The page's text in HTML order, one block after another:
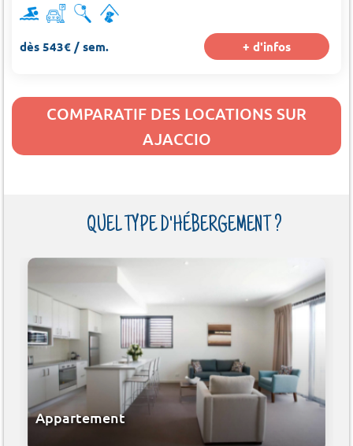
dès 543€ / sem. + d'infos
COMPARATIF DES LOCATIONS SUR
AJACCIO
QUEL TYPE D'HÉBERGEMENT ?
Appartement